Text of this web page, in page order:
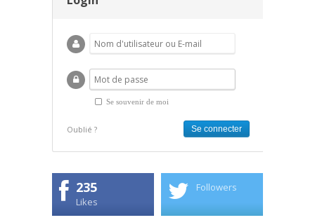
Se souvenir de moi
Oublié ?
235
Likes
Followers